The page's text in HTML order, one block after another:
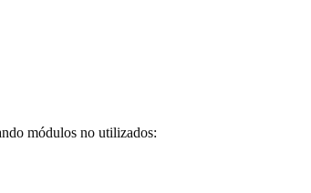
módulos no utilizados: